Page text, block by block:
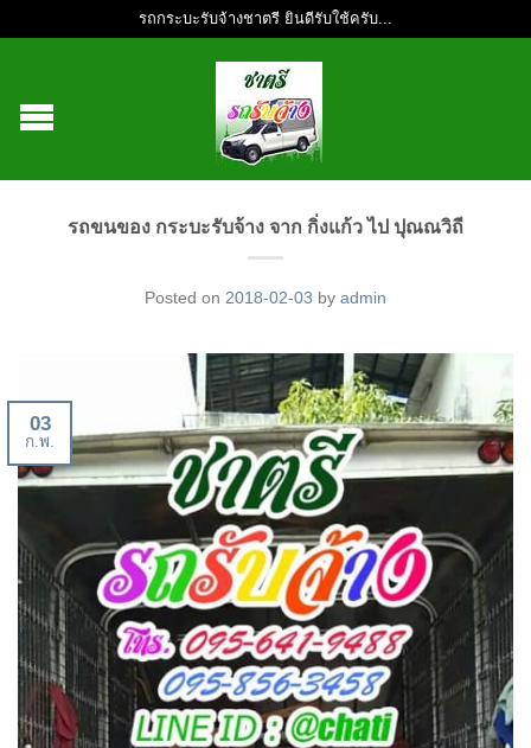
รถกระบะรับจ้างชาตรี ยินดีรับใช้ครับ...
รถขนของ กระบะรับจ้าง จาก กิ่งแก้ว ไป ปุณณวิถี
Posted on 2018-02-03 by admin
03
ก.พ.